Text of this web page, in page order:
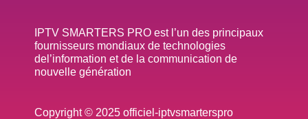
IPTV SMARTERS PRO est l’un des principaux
fournisseurs mondiaux de technologies
del’information et de la communication de
nouvelle génération
Copyright © 2025 officiel-iptvsmarterspro